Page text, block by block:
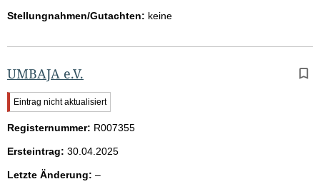
Stellungnahmen/Gutachten: keine
UMBAJA e.V.
W
i
c
t
g
Eintrag nicht aktualisiert
Registernummer: R007355
Ersteintrag: 30.04.2025
Letzte Änderung: –l